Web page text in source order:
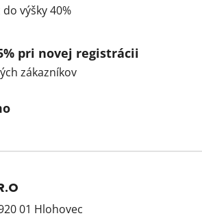
do výšky 40%
pri novej registrácii
zákazníkov
01 Hlohovec